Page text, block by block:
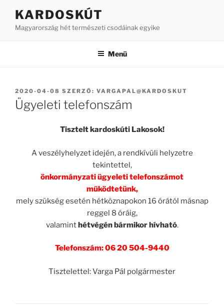
KARDOSKÚT
Magyarország hét természeti csodáinak egyike
Menü
BEKÜLDVE:
2020-04-08 SZERZŐ: VARGAPAL@KARDOSKUT
Ügyeleti telefonszám
Tisztelt kardoskúti Lakosok!
A veszélyhelyzet idején, a rendkívüli helyzetre
tekintettel,
önkormányzati ügyeleti telefonszámot
működtetünk,
mely szükség esetén hétköznapokon 16 órától másnap
reggel 8 óráig,
valaminthétvégén bármikor hívható.
Telefonszám: 06 20 504-9440
Tisztelettel: Varga Pál polgármester